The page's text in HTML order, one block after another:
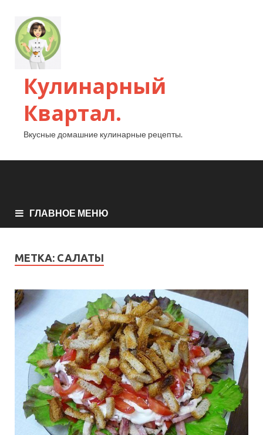
Кулинарный
Квартал.
Вкусные домашние кулинарные рецепты.
ГЛАВНОЕ МЕНЮ
МЕТКА: САЛАТЫ